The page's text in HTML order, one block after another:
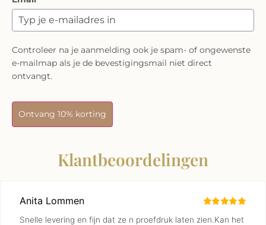
Controleer na je aanmelding ook je spam- of ongewenste
e-mailmap als je de bevestigingsmail niet direct
ontvangt.
Ontvang 10% korting
Klantbeoordelingen